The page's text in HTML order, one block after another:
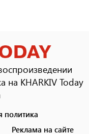
на KHARKIV Today
политика
Реклама на сайте